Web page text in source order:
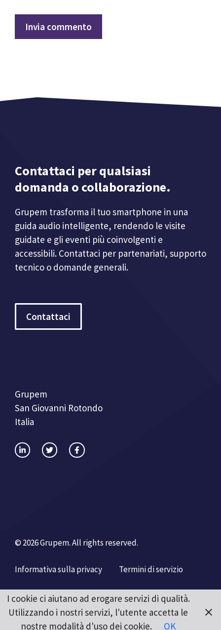
Contattaci per qualsiasi
domanda o collaborazione.
Grupem trasforma il tuo smartphone in una
guida audio intelligente, rendendo le visite
guidate e gli eventi più coinvolgenti e
accessibili. Contattaci per partenariati, supporto
tecnico o domande generali.
Contattaci
Grupem
San Giovanni Rotondo
Italia
© 2026 Grupem. All rights reserved.
Informativa sulla privacy Termini di servizio
I cookie ci aiutano ad erogare servizi di qualità.
Utilizzando i nostri servizi, l'utente accetta le
nostre modalità d'uso dei cookie.
OK